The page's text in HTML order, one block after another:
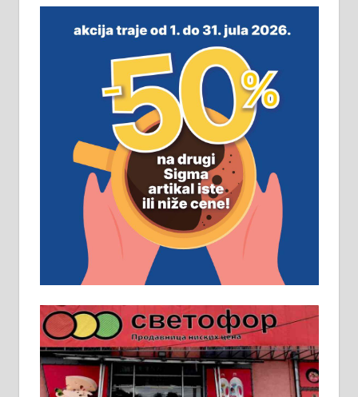
незавршена кућа површине 160
м2 са плацем од 8 ари у Зеленом
виру у Алексинцу. Могућа
замена. 064/21-63-584
ПОСЛОВНИ ОГЛАСИ
Рудник и флотација Рудник
д.о.о. Рудник запошљава 20
помоћника рудара. Услови:
Основна школа, пожељно радно
искуство на истим и сличним
пословима, али не и неопходан
услов. Обезбеђен смештај,
превоз, исхрана. 032/57-41-122 –
локал 22
Пружам услуге завршних радова
у грађевини, хидроизолације и
молерских радова. 061/25-28-058